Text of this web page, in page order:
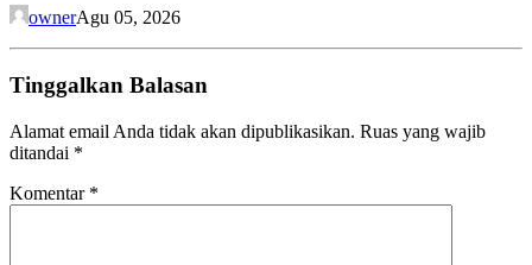
ownerAgu 05, 2026
Tinggalkan Balasan
Alamat email Anda tidak akan dipublikasikan. Ruas yang wajib
ditandai *
Komentar *